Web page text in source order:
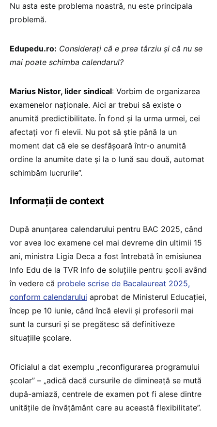
Nu asta este problema noastră, nu este principala
problemă.
Edupedu.ro: Considerați că e prea târziu și că nu se
mai poate schimba calendarul?
Marius Nistor, lider sindical: Vorbim de organizarea
examenelor naționale. Aici ar trebui să existe o
anumită predictibilitate. În fond și la urma urmei, cei
afectați vor fi elevii. Nu pot să știe până la un
moment dat că ele se desfășoară într-o anumită
ordine la anumite date și la o lună sau două, automat
schimbăm lucrurile”.
Informații de context
După anunțarea calendarului pentru BAC 2025, când
vor avea loc examene cel mai devreme din ultimii 15
ani, ministra Ligia Deca a fost întrebată în emisiunea
Info Edu de la TVR Info de soluțiile pentru școli având
în vedere că probele scrise de Bacalaureat 2025,
conform calendarului aprobat de Ministerul Educației,
încep pe 10 iunie, când încă elevii și profesorii mai
sunt la cursuri și se pregătesc să definitiveze
situațiile școlare.
Oficialul a dat exemplu „reconfigurarea programului
școlar” – „adică dacă cursurile de dimineață se mută
după-amiază, centrele de examen pot fi alese dintre
unitățile de învățământ care au această flexibilitate”.